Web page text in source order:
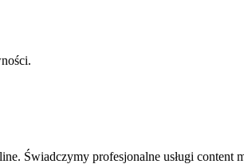
Świadczymy profesjonalne usługi content